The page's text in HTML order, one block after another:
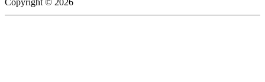
Copyright © 2026